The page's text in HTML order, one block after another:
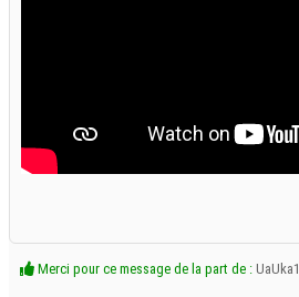
Merci pour ce message de la part de : UaUka1